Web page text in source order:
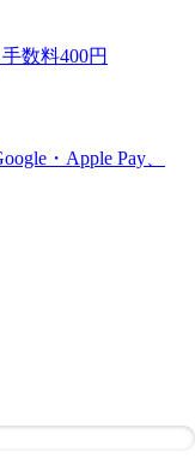
数料400円
・Apple Pay、